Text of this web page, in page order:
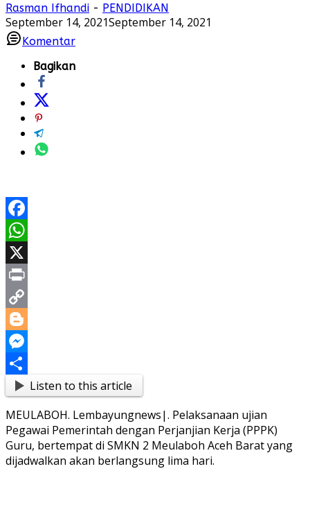
Rasman Ifhandi - PENDIDIKAN
September 14, 2021September 14, 2021
Komentar
Bagikan
Facebook
WhatsApp
X
Print
Copy
Link
Blogger
Messenger
ShareListen to this article
MEULABOH. Lembayungnews|. Pelaksanaan ujian
Pegawai Pemerintah dengan Perjanjian Kerja (PPPK)
Guru, bertempat di SMKN 2 Meulaboh Aceh Barat yang
dijadwalkan akan berlangsung lima hari.